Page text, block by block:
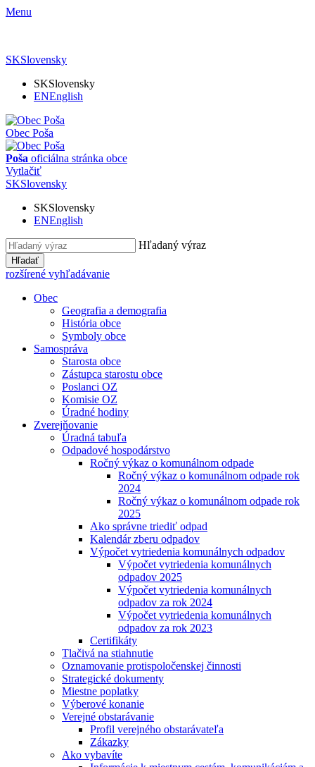
Menu
SKSlovensky
SKSlovensky
ENEnglish
Obec Poša
Poša oficiálna stránka obce
Vytlačiť
SKSlovensky
SKSlovensky
ENEnglish
Hľadaný výraz
Hľadať
rozšírené vyhľadávanie
Obec
Geografia a demografia
História obce
Symboly obce
Samospráva
Starosta obce
Zástupca starostu obce
Poslanci OZ
Komisie OZ
Úradné hodiny
Zverejňovanie
Úradná tabuľa
Odpadové hospodárstvo
Ročný výkaz o komunálnom odpade
Ročný výkaz o komunálnom odpade rok
2024
Ročný výkaz o komunálnom odpade rok
2025
Ako správne triediť odpad
Kalendár zberu odpadov
Výpočet vytriedenia komunálnych odpadov
Výpočet vytriedenia komunálnych
odpadov 2025
Výpočet vytriedenia komunálnych
odpadov za rok 2024
Výpočet vytriedenia komunálnych
odpadov za rok 2023
Certifikáty
Tlačivá na stiahnutie
Oznamovanie protispoločenskej činnosti
Strategické dokumenty
Miestne poplatky
Výberové konanie
Verejné obstarávanie
Profil verejného obstarávateľa
Zákazky
Ako vybavíte